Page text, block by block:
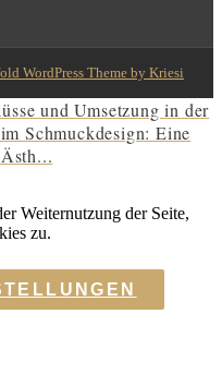
WordPress Theme by Kriesi
und Umsetzung in der
Schmuckdesign: Eine
Weiternutzung der Seite,
zu.